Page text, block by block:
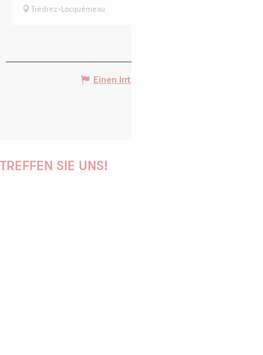
Trédrez-Locquémeau
Einen Irrtum angeben
TREFFEN SIE UNS!